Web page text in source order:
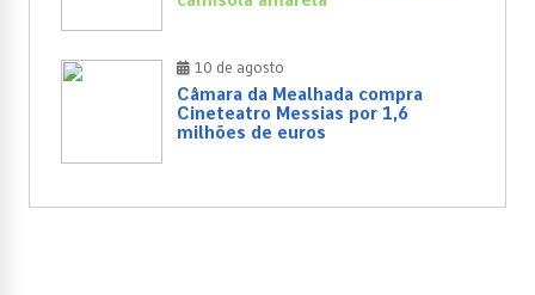
10 de agosto
Câmara da Mealhada compra
Cineteatro Messias por 1,6
milhões de euros